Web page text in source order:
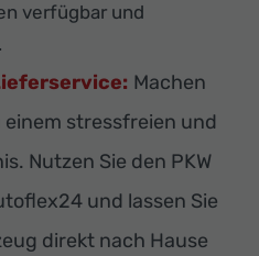
verfügbar und
Machen
einem stressfreien und
Nutzen Sie den PKW
und lassen Sie
direkt nach Hause